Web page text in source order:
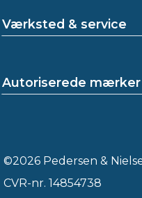
Værksted & service
Autoriserede mærker
©2026 Pedersen &
CVR-nr. 14854738